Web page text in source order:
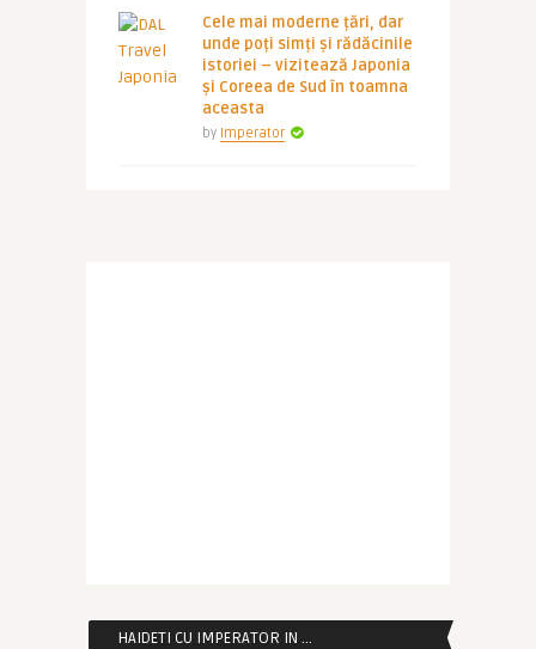
Cele mai moderne țări, dar
unde poți simți și rădăcinile
istoriei – vizitează Japonia
și Coreea de Sud în toamna
aceasta
by Imperator
HAIDETI CU IMPERATOR IN …